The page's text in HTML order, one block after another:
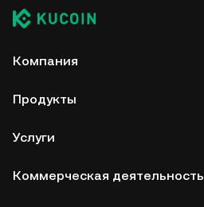
Компания
Продукты
Услуги
Коммерческая деятельность